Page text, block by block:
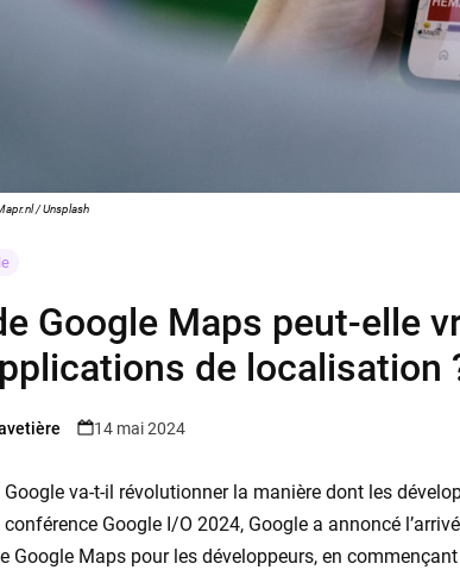
/ Unsplash
Google Maps peut-elle
de localisation
14 mai 2024
va-t-il révolutionner la manière dont les
conférence Google I/O 2024, Google a annoncé
Google Maps pour les développeurs, en